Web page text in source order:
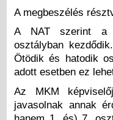
A megbeszélés
A NAT szerint a
osztályban
Ötödik és hatodik
adott esetben ez
Az MKM
javasolnak annak